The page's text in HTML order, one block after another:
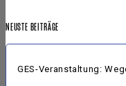
NEUSTE BEITRÄGE
GES-Veranstaltung: